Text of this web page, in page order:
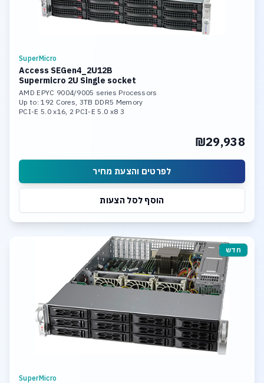
SuperMicro
Access SEGen4_2U12B
Supermicro 2U Single socket
AMD EPYC 9004/9005 series Processors
Up to: 192 Cores, 3TB DDR5 Memory
3 PCI-E 5.0 x16, 2 PCI-E 5.0 x8
₪29,938
לפרטים והצעת מחיר
הוסף לסל הצעות
חדש
SuperMicro